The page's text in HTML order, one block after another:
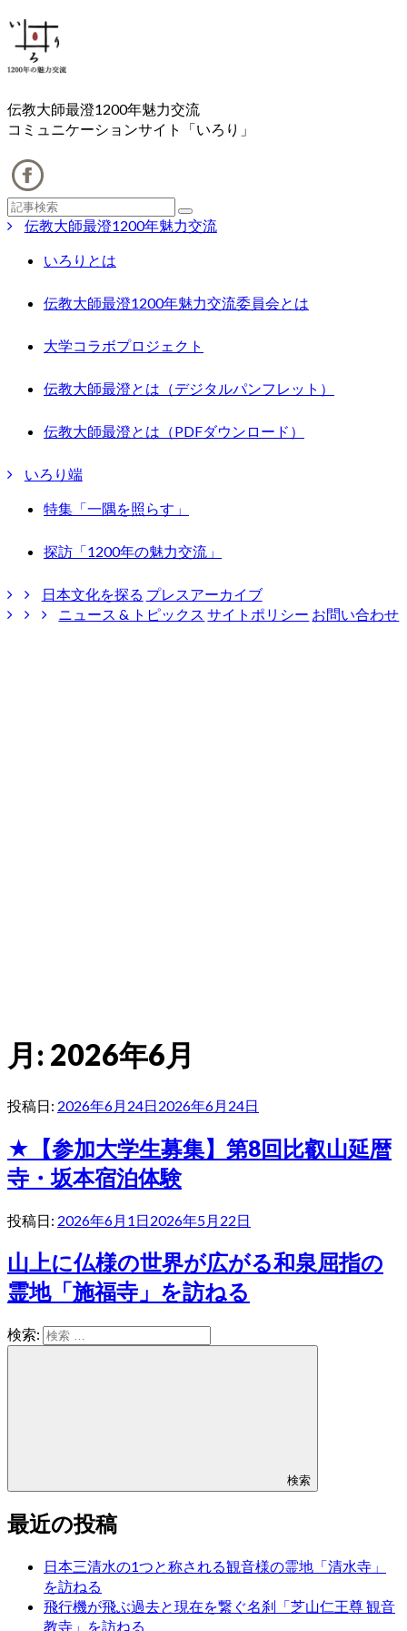
伝教大師最澄1200年魅力交流
コミュニケーションサイト「いろり」
伝教大師最澄1200年魅力交流
いろりとは
伝教大師最澄1200年魅力交流委員会とは
大学コラボプロジェクト
伝教大師最澄とは（デジタルパンフレット）
伝教大師最澄とは（PDFダウンロード）
いろり端
特集「一隅を照らす」
探訪「1200年の魅力交流」
日本文化を探る プレスアーカイブ
ニュース & トピックス サイトポリシー お問い合わせ
月: 2026年6月
投稿日: 2026年6月24日2026年6月24日
★【参加大学生募集】第8回比叡山延暦
寺・坂本宿泊体験
投稿日: 2026年6月1日2026年5月22日
山上に仏様の世界が広がる和泉屈指の
霊地「施福寺」を訪ねる
検索:
検索
最近の投稿
日本三清水の1つと称される観音様の霊地「清水寺」
を訪ねる
飛行機が飛ぶ過去と現在を繋ぐ名刹「芝山仁王尊 観音
教寺」を訪ねる